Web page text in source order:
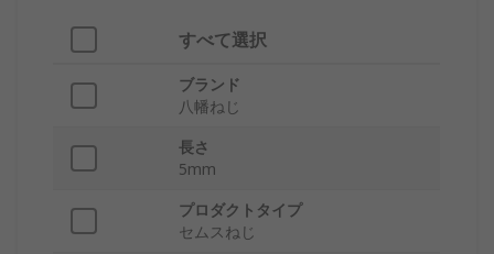
すべて選択
ブランド
八幡ねじ
長さ
5mm
プロダクトタイプ
セムスねじ